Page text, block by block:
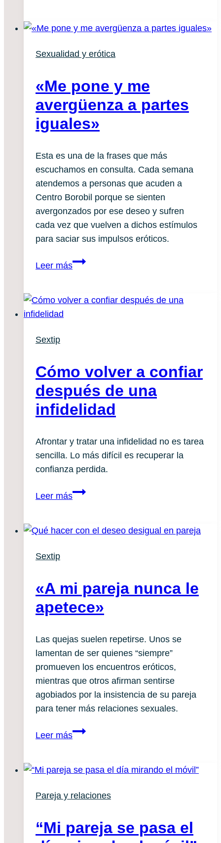
seducirle?
Sexualidad y erótica
«Me pone y me
avergüenza a partes
iguales»
Esta es una de la frases que más
escuchamos en consulta. Cada semana
atendemos a personas que acuden a
Centro Borobil porque se sienten
avergonzados por ese deseo y sufren
cada vez que vuelven a dichos estímulos
para saciar sus impulsos eróticos.
Leer más«Me
me
Sextip
Cómo volver a confiar
después de una
infidelidad
Afrontar y tratar una infidelidad no es tarea
sencilla. Lo más difícil es recuperar la
confianza perdida.
Leer másCómo
confiar
infidelidad
Sextip
«A mi pareja nunca le
apetece»
⁠Las quejas suelen repetirse. Unos se
lamentan de ser quienes “siempre”
promueven los encuentros eróticos,
mientras que otros afirman sentirse
agobiados por la insistencia de su pareja
para tener más relaciones sexuales.⁠
Leer más«A
nunca
apetece»
Pareja y relaciones
“Mi pareja se pasa el